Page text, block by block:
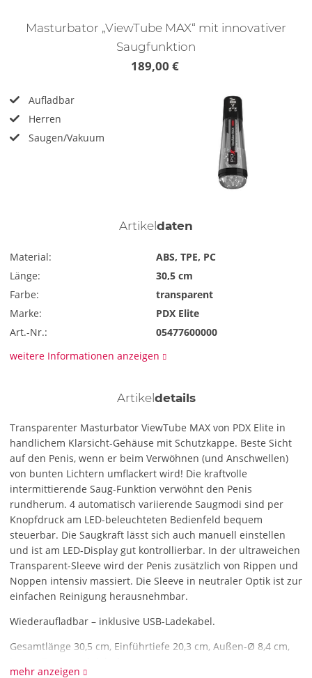
Masturbator „ViewTube MAX“ mit innovativer
Saugfunktion
189,00 €
Aufladbar
Herren
Saugen/Vakuum
Artikeldaten
Material:
ABS, TPE, PC
Länge:
30,5 cm
Farbe:
transparent
Marke:
PDX Elite
Art.-Nr.:
05477600000
weitere Informationen anzeigen
Artikeldetails
Transparenter Masturbator ViewTube MAX von PDX Elite in
handlichem Klarsicht-Gehäuse mit Schutzkappe. Beste Sicht
auf den Penis, wenn er beim Verwöhnen (und Anschwellen)
von bunten Lichtern umflackert wird! Die kraftvolle
intermittierende Saug-Funktion verwöhnt den Penis
rundherum. 4 automatisch variierende Saugmodi sind per
Knopfdruck am LED-beleuchteten Bedienfeld bequem
steuerbar. Die Saugkraft lässt sich auch manuell einstellen
und ist am LED-Display gut kontrollierbar. In der ultraweichen
Transparent-Sleeve wird der Penis zusätzlich von Rippen und
Noppen intensiv massiert. Die Sleeve in neutraler Optik ist zur
einfachen Reinigung herausnehmbar.
Wiederaufladbar – inklusive USB-Ladekabel.
Gesamtlänge 30,5 cm, Einführtiefe 20,3 cm, Außen-Ø 8,4 cm,
mehr anzeigen